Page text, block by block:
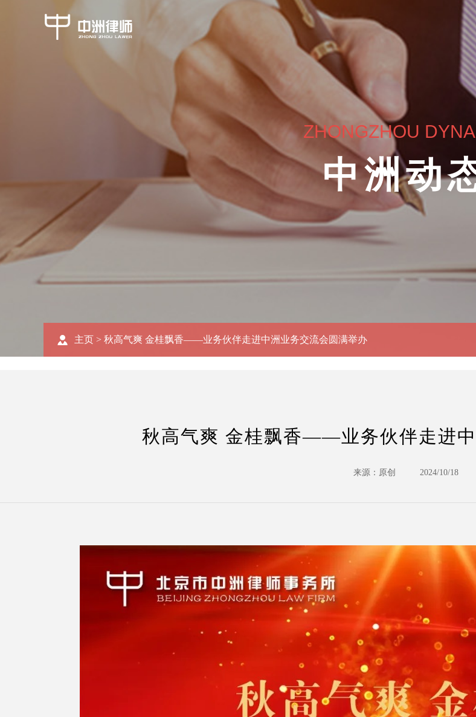
ZHONGZHOU
中洲动
主页 > 秋高气爽 金桂飘香——业务伙伴走进中洲业务交流会圆满举办
秋高气爽 金桂飘香——业务伙伴走进
来源：原创 2024/10/18